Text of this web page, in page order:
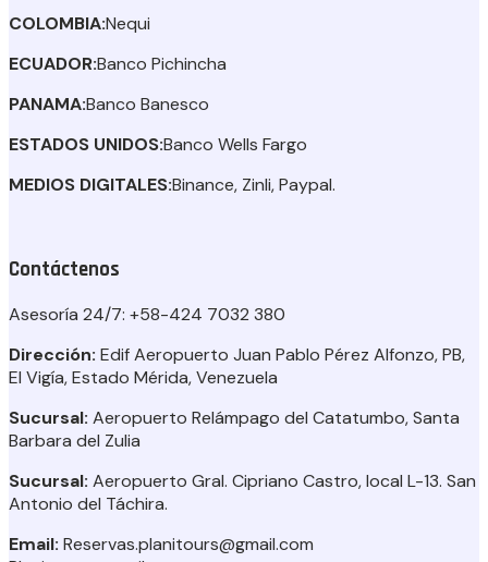
COLOMBIA:Nequi
ECUADOR:Banco Pichincha
PANAMA:Banco Banesco
ESTADOS UNIDOS:Banco Wells Fargo
MEDIOS DIGITALES:Binance, Zinli, Paypal.
Contáctenos
Asesoría 24/7: +58-424 7032 380
Dirección: Edif Aeropuerto Juan Pablo Pérez Alfonzo, PB,
El Vigía, Estado Mérida, Venezuela
Sucursal: Aeropuerto Relámpago del Catatumbo, Santa
Barbara del Zulia
Sucursal: Aeropuerto Gral. Cipriano Castro, local L-13. San
Antonio del Táchira.
Email: Reservas.planitours@gmail.com